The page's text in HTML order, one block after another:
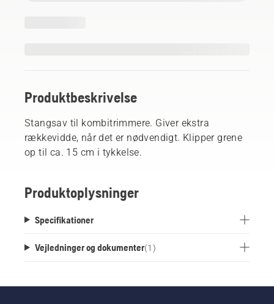
Produktbeskrivelse
Stangsav til kombitrimmere. Giver ekstra
rækkevidde, når det er nødvendigt. Klipper grene
op til ca. 15 cm i tykkelse.
Produktoplysninger
Specifikationer
Vejledninger og dokumenter(1 )